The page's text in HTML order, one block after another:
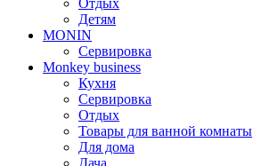
Отдых
Детям
MONIN
Сервировка
Monkey business
Кухня
Сервировка
Отдых
Товары для ванной комнаты
Для дома